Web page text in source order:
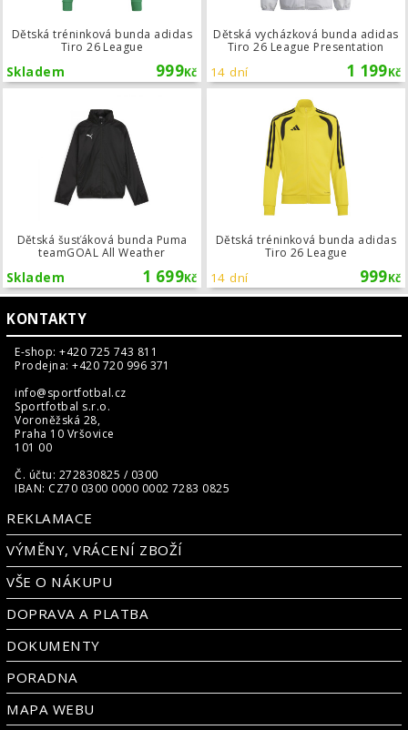
Dětská tréninková bunda adidas
Tiro 26 League
999Kč
Skladem
Dětská vycházková bunda adidas
Tiro 26 League Presentation
1 199Kč
14 dní
Dětská šusťáková bunda Puma
teamGOAL All Weather
1 699Kč
Skladem
Dětská tréninková bunda adidas
Tiro 26 League
999Kč
14 dní
KONTAKTY
E-shop: +420 725 743 811
Prodejna: +420 720 996 371
info@sportfotbal.cz
Sportfotbal s.r.o.
Voroněžská 28,
Praha 10 Vršovice
101 00
Č. účtu: 272830825 / 0300
IBAN: CZ70 0300 0000 0002 7283 0825
REKLAMACE
VÝMĚNY, VRÁCENÍ ZBOŽÍ
VŠE O NÁKUPU
DOPRAVA A PLATBA
DOKUMENTY
PORADNA
MAPA WEBU